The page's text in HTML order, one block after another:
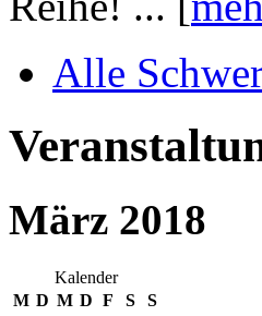
Alle
März 2018
Kalender
M D M D F S
S